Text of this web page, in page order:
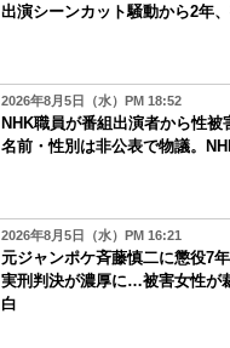
出演シーンカット騒動から2年
2026年8月5日（水）PM 18:52
NHK職員が番組出演者から性
名前・性別は非公表で物議。
2026年8月5日（水）PM 16:21
元ジャンポケ斉藤慎二に懲役7
実刑判決が濃厚に…被害女性が
白